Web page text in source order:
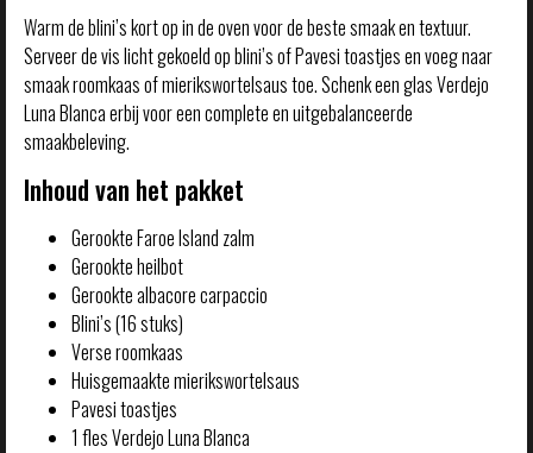
Warm de blini’s kort op in de oven voor de beste smaak en textuur.
Serveer de vis licht gekoeld op blini’s of Pavesi toastjes en voeg naar
smaak roomkaas of mierikswortelsaus toe. Schenk een glas Verdejo
Luna Blanca erbij voor een complete en uitgebalanceerde
smaakbeleving.
Inhoud van het pakket
Gerookte Faroe Island zalm
Gerookte heilbot
Gerookte albacore carpaccio
Blini’s (16 stuks)
Verse roomkaas
Huisgemaakte mierikswortelsaus
Pavesi toastjes
1 fles Verdejo Luna Blanca